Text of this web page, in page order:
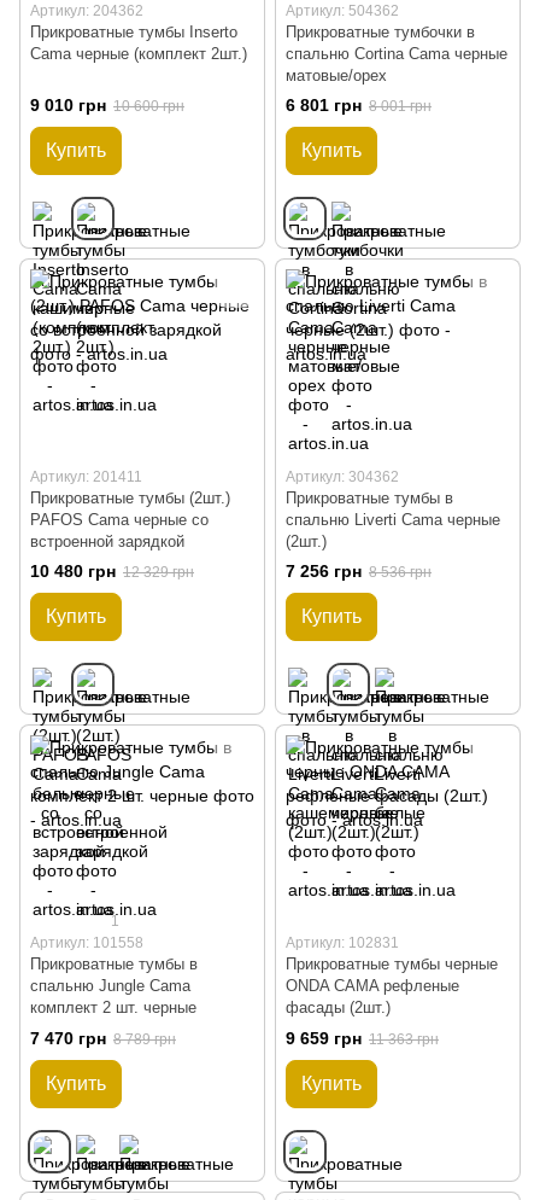
Артикул: 204362
Прикроватные тумбы Inserto
Cama черные (комплект 2шт.)
9 010 грн 10 600 грн
Купить
Артикул: 504362
Прикроватные тумбочки в
спальню Cortina Cama черные
матовые/орех
6 801 грн 8 001 грн
Купить
Артикул: 201411
Прикроватные тумбы (2шт.)
PAFOS Cama черные со
встроенной зарядкой
10 480 грн 12 329 грн
Купить
Артикул: 304362
Прикроватные тумбы в
спальню Liverti Cama черные
(2шт.)
7 256 грн 8 536 грн
Купить
1
Артикул: 101558
Прикроватные тумбы в
спальню Jungle Cama
комплект 2 шт. черные
7 470 грн 8 789 грн
Купить
Артикул: 102831
Прикроватные тумбы черные
ONDA CAMA рефленые
фасады (2шт.)
9 659 грн 11 363 грн
Купить